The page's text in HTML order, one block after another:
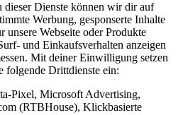
dieser Dienste können wir dir auf
Werbung, gesponserte Inhalte
unsere Webseite oder Produkte
und Einkaufsverhalten anzeigen
Mit deiner Einwilligung setzen
folgende Drittdienste ein:
Pixel, Microsoft Advertising,
(RTBHouse), Klickbasierte